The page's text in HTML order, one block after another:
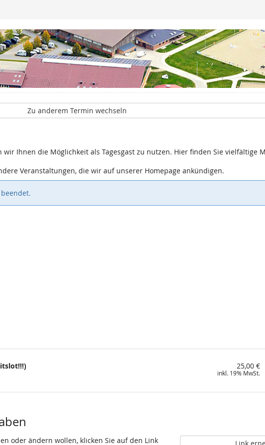
Zu anderem Termin wechseln
Ihnen die Möglichkeit als Tagesgast zu nutzen. Hier finden Sie vielfältige
Veranstaltungen, die wir auf unserer Homepage ankündigen.
25,00 €
inkl. 19% MwSt.
oder ändern wollen, klicken Sie auf den Link